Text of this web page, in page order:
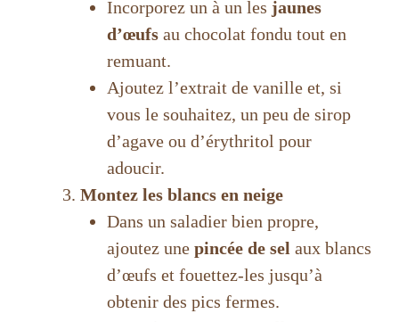
Incorporez un à un les jaunes
d’œufs au chocolat fondu tout en
remuant.
Ajoutez l’extrait de vanille et, si
vous le souhaitez, un peu de sirop
d’agave ou d’érythritol pour
adoucir.
Montez les blancs en neige
Dans un saladier bien propre,
ajoutez une pincée de sel aux blancs
d’œufs et fouettez-les jusqu’à
obtenir des pics fermes.